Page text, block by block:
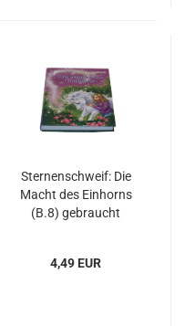
Sternenschweif: Die
Macht des Einhorns
(B.8) gebraucht
4,49 EUR